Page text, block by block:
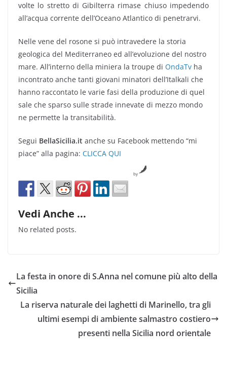
volte lo stretto di Gibilterra rimase chiuso impedendo
all’acqua corrente dell’Oceano Atlantico di penetrarvi.
Nelle vene del rosone si può intravedere la storia
geologica del Mediterraneo ed all’evoluzione del nostro
mare. All’interno della miniera la troupe di OndaTv ha
incontrato anche tanti giovani minatori dell’Italkali che
hanno raccontato le varie fasi della produzione di quel
sale che sparso sulle strade innevate di mezzo mondo
ne permette la transitabilità.
Segui BellaSicilia.it anche su Facebook mettendo “mi
piace” alla pagina: CLICCA QUI
by
Vedi Anche ...
No related posts.
La festa in onore di S.Anna nel comune più alto della
Sicilia
La riserva naturale dei laghetti di Marinello, tra gli
ultimi esempi di ambiente salmastro costiero
presenti nella Sicilia nord orientale